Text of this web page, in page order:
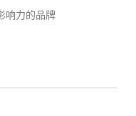
响力的品牌